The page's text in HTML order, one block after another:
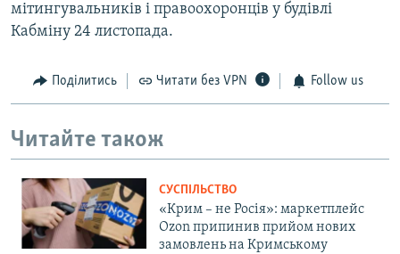
мітингувальників і правоохоронців у будівлі
Кабміну 24 листопада.
Поділитись Читати без VPN Follow us
Читайте також
СУСПІЛЬСТВО
«Крим – не Росія»: маркетплейс
Ozon припинив прийом нових
замовлень на Кримському